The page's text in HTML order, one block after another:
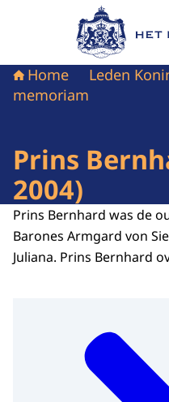
Naar de
Home Leden
memoriam
Prins
2004)
Prins Bernhard was de
Barones Armgard von
Juliana. Prins Bernhard